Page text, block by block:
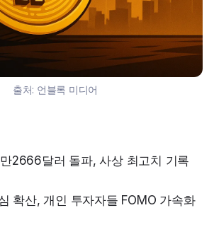
출처: 언블록 미디어
2666달러 돌파, 사상 최고치 기록
확산, 개인 투자자들 FOMO 가속화